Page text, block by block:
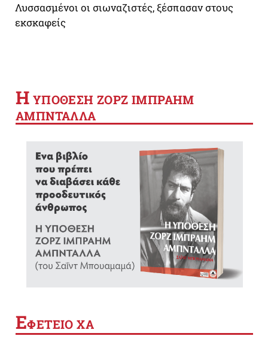
Λυσσασμένοι οι σιωναζιστές, ξέσπασαν στους
εκσκαφείς
Η YΠΟΘΕΣΗ ΖΟΡΖ ΙΜΠΡΑΗΜ
ΑΜΠΝΤΑΛΛΑ
ΕΦΕΤΕΙΟ ΧΑ